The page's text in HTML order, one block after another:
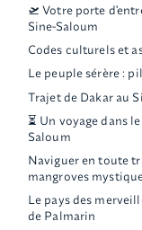
🛫 Votre porte
Sine-Saloum
Codes culturels et
Le peuple sérère :
Trajet de Dakar au
⏳ Un voyage dans
Saloum
Naviguer en toute
mangroves
Le pays des
de Palmarin